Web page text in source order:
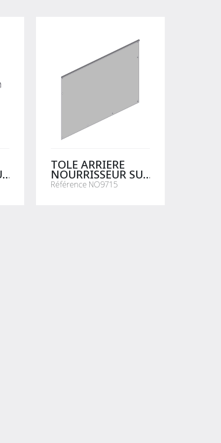
TOLE ARRIERE
NOURRISSEUR SUR
BARRIERE L.1.18M
Référence NO9715